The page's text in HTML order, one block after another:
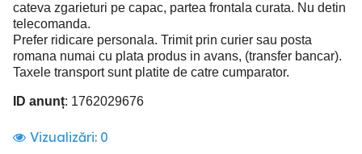
cateva zgarieturi pe capac, partea frontala curata. Nu detin
telecomanda.
Prefer ridicare personala. Trimit prin curier sau posta
romana numai cu plata produs in avans, (transfer bancar).
Taxele transport sunt platite de catre cumparator.
ID anunț: 1762029676
Vizualizări: 0